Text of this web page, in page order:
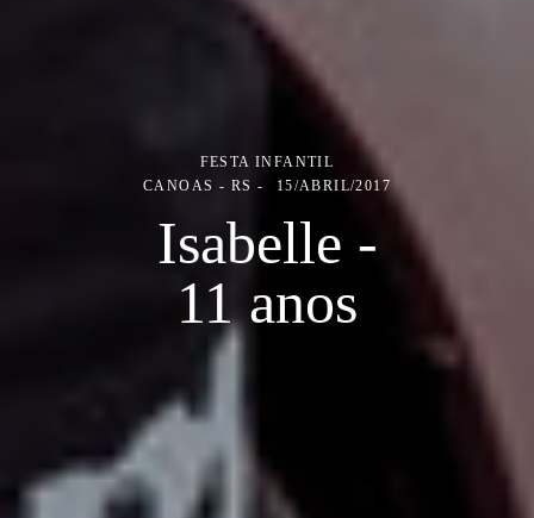
FESTA INFANTIL
CANOAS - RS
15/ABRIL/2017
Isabelle -
11 anos